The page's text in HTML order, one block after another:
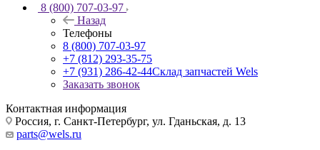
8 (800) 707-03-97
Назад
Телефоны
8 (800) 707-03-97
+7 (812) 293-35-75
+7 (931) 286-42-44Склад запчастей Wels
Заказать звонок
Контактная информация
Россия, г. Санкт-Петербург, ул. Гданьская, д. 13
parts@wels.ru